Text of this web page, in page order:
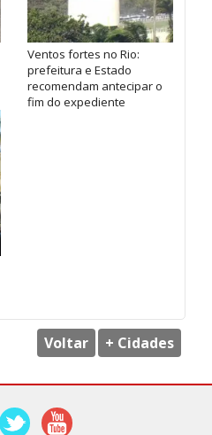
Ventos fortes no Rio:
prefeitura e Estado
recomendam antecipar o
fim do expediente
Voltar + Cidades